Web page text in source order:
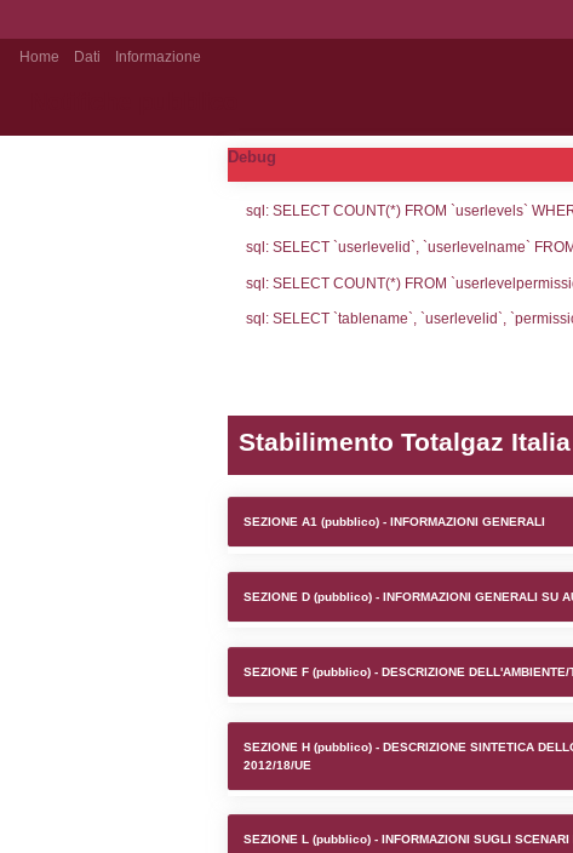
Notifiche pubblico
Debug
sql: SELECT
sql: SELECT